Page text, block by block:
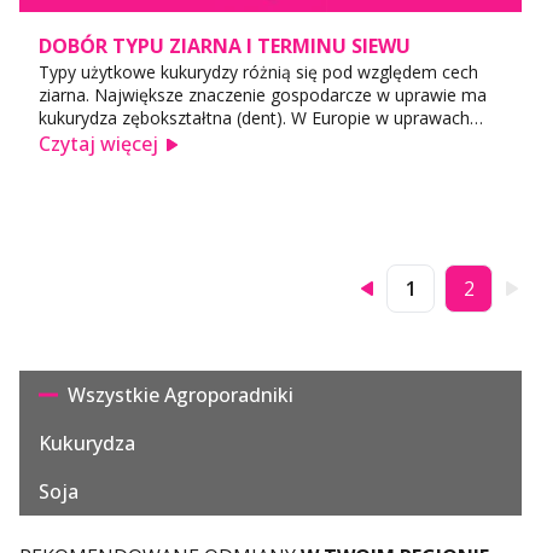
DOBÓR TYPU ZIARNA I TERMINU SIEWU
Typy użytkowe kukurydzy różnią się pod względem cech
ziarna. Największe znaczenie gospodarcze w uprawie ma
kukurydza zębokształtna (dent). W Europie w uprawach
towarowych występują zazwyczaj krzyżówki formy
zębokształtnej (dent) i twardej (flint). Termin siewu
Czytaj więcej
1 2
Wszystkie Agroporadniki
Kukurydza
Soja